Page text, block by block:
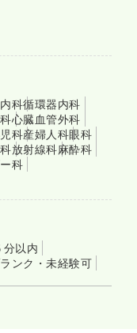
科循環器内科
心臓血管外科
科産婦人科眼科
放射線科麻酔科
科
分以内
ンク・未経験可